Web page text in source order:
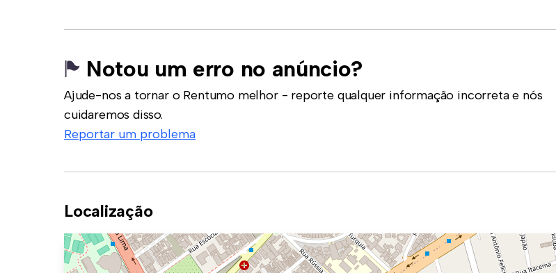
Notou um erro no anúncio?
Ajude-nos a tornar o Rentumo melhor - reporte qualquer informação incorreta e nós
cuidaremos disso.
Reportar um problema
Localização